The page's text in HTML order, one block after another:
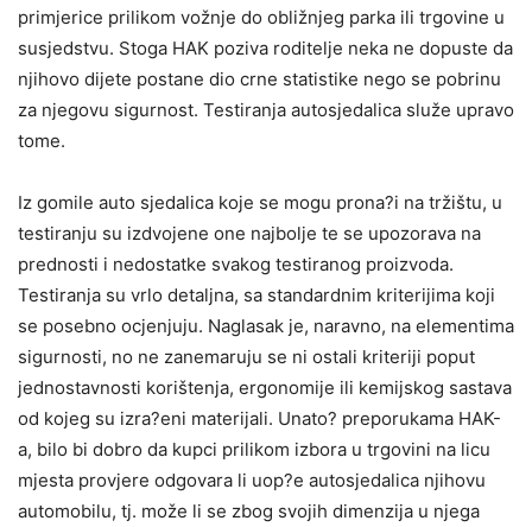
primjerice prilikom vožnje do obližnjeg parka ili trgovine u
susjedstvu. Stoga HAK poziva roditelje neka ne dopuste da
njihovo dijete postane dio crne statistike nego se pobrinu
za njegovu sigurnost. Testiranja autosjedalica služe upravo
tome.
Iz gomile auto sjedalica koje se mogu prona?i na tržištu, u
testiranju su izdvojene one najbolje te se upozorava na
prednosti i nedostatke svakog testiranog proizvoda.
Testiranja su vrlo detaljna, sa standardnim kriterijima koji
se posebno ocjenjuju. Naglasak je, naravno, na elementima
sigurnosti, no ne zanemaruju se ni ostali kriteriji poput
jednostavnosti korištenja, ergonomije ili kemijskog sastava
od kojeg su izra?eni materijali. Unato? preporukama HAK-
a, bilo bi dobro da kupci prilikom izbora u trgovini na licu
mjesta provjere odgovara li uop?e autosjedalica njihovu
automobilu, tj. može li se zbog svojih dimenzija u njega